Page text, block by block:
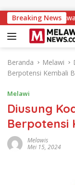
Breaking News
Award
Beranda Melawi
Berpotensi Kembali
Melawi
Diusung
Berpotensi
Melawis
Mei 15, 2024